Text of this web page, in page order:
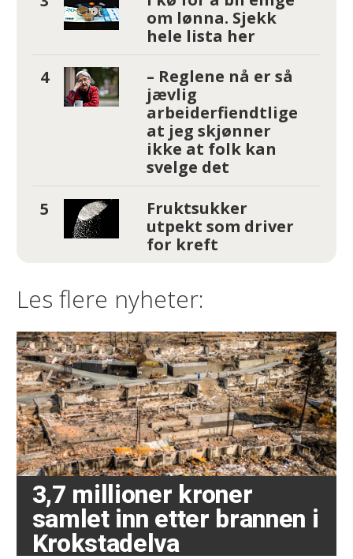
om lønna. Sjekk
hele lista her
– Reglene nå er så
jævlig
arbeiderfiendtlige
at jeg skjønner
ikke at folk kan
svelge det
Fruktsukker
utpekt som driver
for kreft
Les flere nyheter:
3,7 millioner kroner
samlet inn etter brannen i
Krokstadelva